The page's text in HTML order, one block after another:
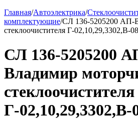
Главная/Автоэлектрика/
комплектующие/СЛ 136-5205200 АП-
стеклоочистителя Г-02,10,29,3302,В-
СЛ 136-5205200
Владимир
стеклоочистителя
Г-02,10,29,3302,В-